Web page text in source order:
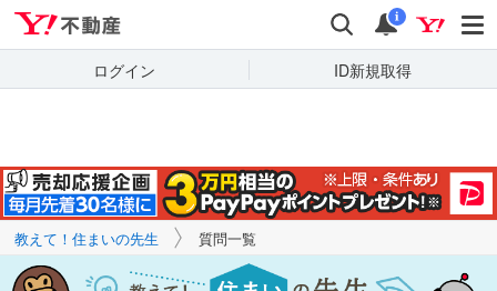
検索 通知
i
ログイン ID新規取得
キーワードで
質問を探す
教えて！住まいの先生 質問一覧